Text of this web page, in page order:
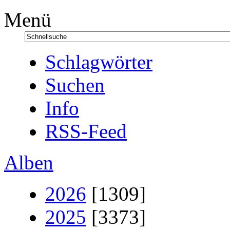
Menü
Schlagwörter
Suchen
Info
RSS-Feed
Alben
2026 [1309]
2025 [3373]